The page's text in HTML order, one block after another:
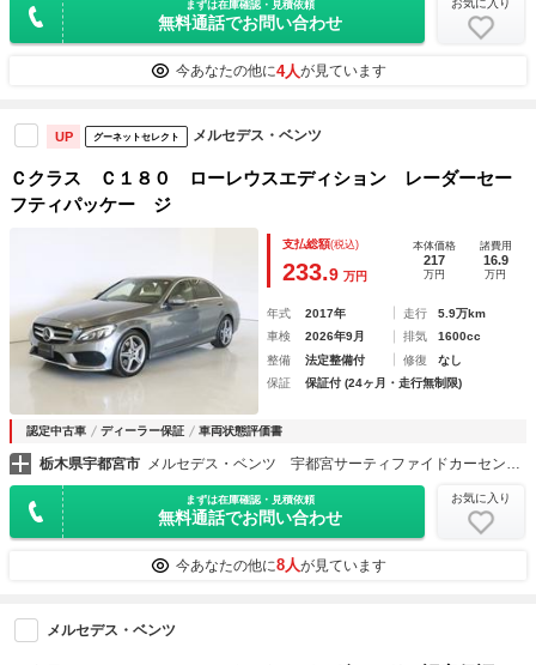
まずは在庫確認・見積依頼
無料通話でお問い合わせ
お気に入り
今あなたの他に4人が見ています
UP グーネットセレクト メルセデス・ベンツ
Ｃクラス Ｃ１８０ ローレウスエディション レーダーセー
フティパッケー ジ
支払総額(税込)
233.9 万円
本体価格
217
万円
諸費用
16.9
万円
年式 2017年 走行
5.9万km
車検
2026年9月 排気
1600cc
整備
法定整備付 修復
なし
保証
保証付 (24ヶ月・走行無制限)
認定中古車 ディーラー保証 車両状態評価書
栃木県宇都宮市 メルセデス・ベンツ 宇都宮サーティファイドカーセンター （株）ヤナセ
まずは在庫確認・見積依頼
無料通話でお問い合わせ
お気に入り
今あなたの他に8人が見ています
メルセデス・ベンツ